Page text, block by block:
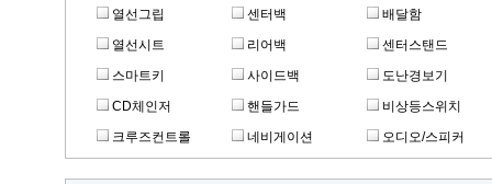
열선그립
센터백
배달함
열선시트
리어백
센터스탠드
스마트키
사이드백
도난경보기
CD체인저
핸들가드
비상등스위치
크루즈컨트롤
네비게이션 오디오/스피커